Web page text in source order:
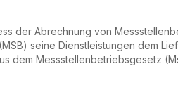
der Abrechnung von
seine Dienstleistungen dem
dem Messstellenbetriebsgesetz